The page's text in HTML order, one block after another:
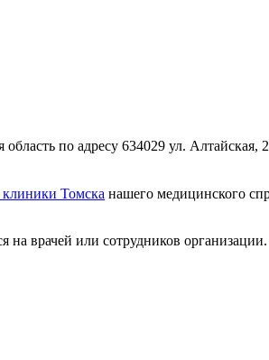
по адресу 634029 ул.
Томска нашего медицинского
врачей или сотрудников организации.